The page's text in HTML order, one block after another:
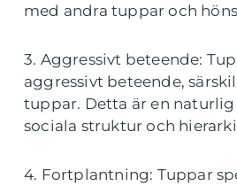
med andra tuppar och
3. Aggressivt beteende:
aggressivt beteende,
tuppar. Detta är en naturlig
sociala struktur och
4. Fortplantning: Tuppar